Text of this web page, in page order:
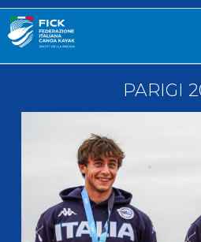
PARIGI